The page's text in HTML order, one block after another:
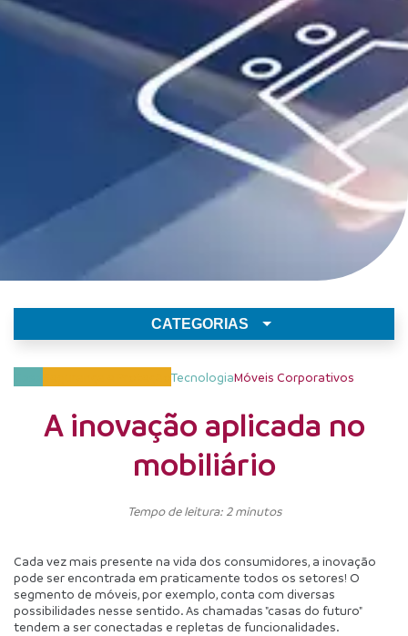
TecnologiaMóveis Corporativos
A inovação aplicada no
mobiliário
Tempo de leitura: 2 minutos
Cada vez mais presente na vida dos consumidores, a inovação
pode ser encontrada em praticamente todos os setores! O
segmento de móveis, por exemplo, conta com diversas
possibilidades nesse sentido. As chamadas "casas do futuro"
tendem a ser conectadas e repletas de funcionalidades.
CATEGORIAS